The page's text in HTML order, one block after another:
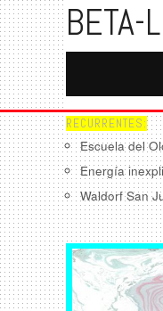
BETA-
RECURRENTES:
Escuela del
Energía
Waldorf San